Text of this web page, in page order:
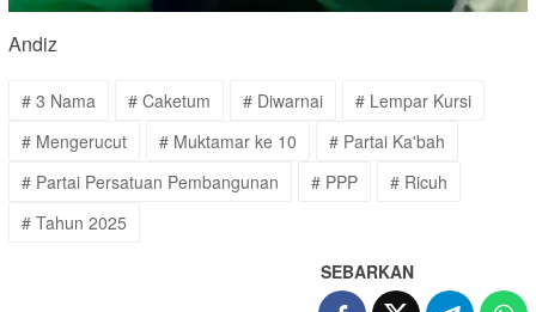
Andiz
# 3 Nama # Caketum # Diwarnai
# Lempar Kursi
# Mengerucut
# Muktamar ke 10
# Partai Ka'bah
# Partai Persatuan Pembangunan
# PPP
# Ricuh
# Tahun 2025
SEBARKAN